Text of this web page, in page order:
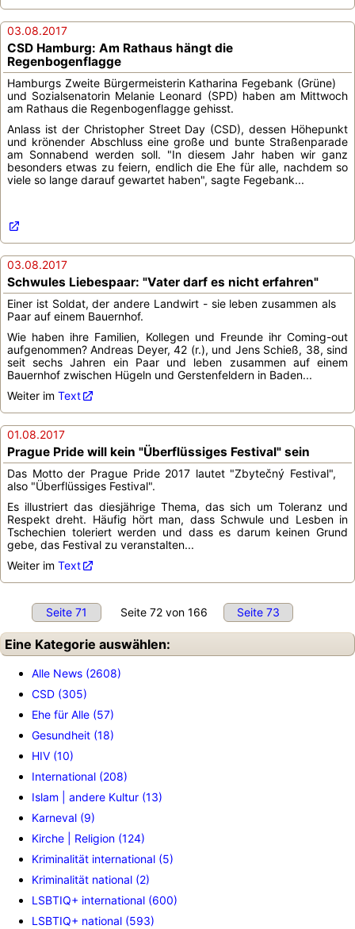
03.08.2017
CSD Hamburg: Am Rathaus hängt die
Regenbogenflagge
Hamburgs Zweite Bürgermeisterin Katharina Fegebank (Grüne)
und Sozialsenatorin Melanie Leonard (SPD) haben am Mittwoch
am Rathaus die Regenbogenflagge gehisst.
Anlass ist der Christopher Street Day (CSD), dessen Höhepunkt
und krönender Abschluss eine große und bunte Straßenparade
am Sonnabend werden soll. "In diesem Jahr haben wir ganz
besonders etwas zu feiern, endlich die Ehe für alle, nachdem so
viele so lange darauf gewartet haben", sagte Fegebank...
03.08.2017
Schwules Liebespaar: "Vater darf es nicht erfahren"
Einer ist Soldat, der andere Landwirt - sie leben zusammen als
Paar auf einem Bauernhof.
Wie haben ihre Familien, Kollegen und Freunde ihr Coming-out
aufgenommen? Andreas Deyer, 42 (r.), und Jens Schieß, 38, sind
seit sechs Jahren ein Paar und leben zusammen auf einem
Bauernhof zwischen Hügeln und Gerstenfeldern in Baden...
Weiter im Text
01.08.2017
Prague Pride will kein "Überflüssiges Festival" sein
Das Motto der Prague Pride 2017 lautet "Zbytečný Festival",
also "Überflüssiges Festival".
Es illustriert das diesjährige Thema, das sich um Toleranz und
Respekt dreht. Häufig hört man, dass Schwule und Lesben in
Tschechien toleriert werden und dass es darum keinen Grund
gebe, das Festival zu veranstalten...
Weiter im Text
Seite 71 Seite 72 von 166 Seite 73
Eine Kategorie auswählen:
Alle News (2608)
CSD (305)
Ehe für Alle (57)
Gesundheit (18)
HIV (10)
International (208)
Islam | andere Kultur (13)
Karneval (9)
Kirche | Religion (124)
Kriminalität international (5)
Kriminalität national (2)
LSBTIQ+ international (600)
LSBTIQ+ national (593)